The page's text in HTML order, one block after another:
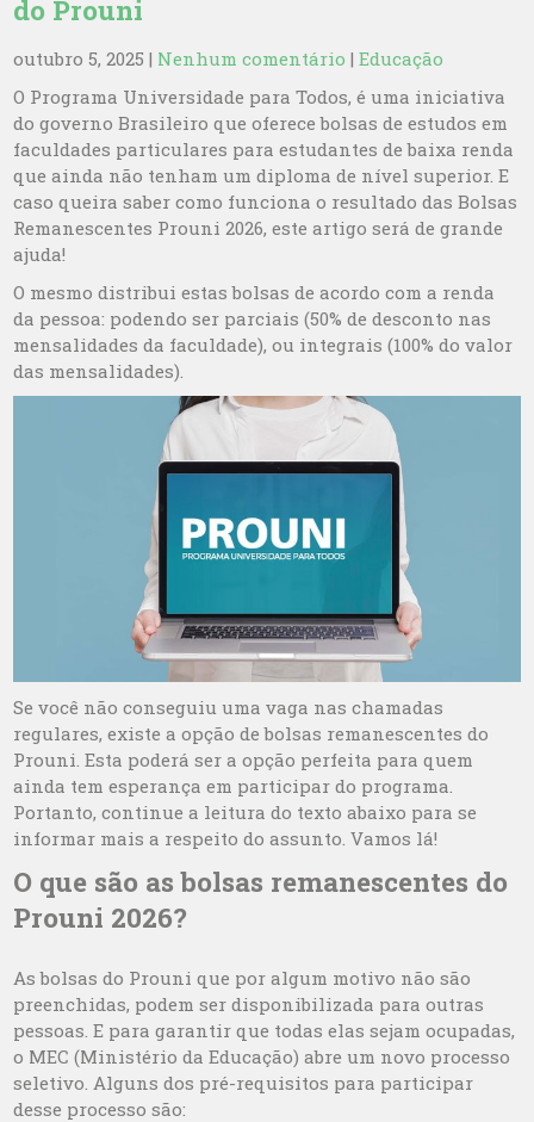
do Prouni
outubro 5, 2025 | Nenhum comentário |Educação
O Programa Universidade para Todos, é uma iniciativa
do governo Brasileiro que oferece bolsas de estudos em
faculdades particulares para estudantes de baixa renda
que ainda não tenham um diploma de nível superior. E
caso queira saber como funciona o resultado das Bolsas
Remanescentes Prouni 2026, este artigo será de grande
ajuda!
O mesmo distribui estas bolsas de acordo com a renda
da pessoa: podendo ser parciais (50% de desconto nas
mensalidades da faculdade), ou integrais (100% do valor
das mensalidades).
Se você não conseguiu uma vaga nas chamadas
regulares, existe a opção de bolsas remanescentes do
Prouni. Esta poderá ser a opção perfeita para quem
ainda tem esperança em participar do programa.
Portanto, continue a leitura do texto abaixo para se
informar mais a respeito do assunto. Vamos lá!
O que são as bolsas remanescentes do
Prouni 2026?
As bolsas do Prouni que por algum motivo não são
preenchidas, podem ser disponibilizada para outras
pessoas. E para garantir que todas elas sejam ocupadas,
o MEC (Ministério da Educação) abre um novo processo
seletivo. Alguns dos pré-requisitos para participar
desse processo são: